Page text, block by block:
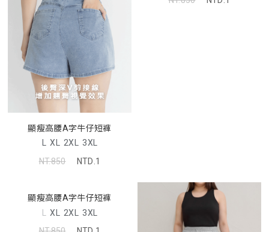
顯瘦高腰A字牛仔短褲
L XL 2XL 3XL
NT.850
NTD.1
顯瘦高腰A字牛仔短褲
L XL 2XL 3XL